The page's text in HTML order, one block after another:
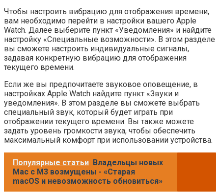
Чтобы настроить вибрацию для отображения времени,
вам необходимо перейти в настройки вашего Apple
Watch. Далее выберите пункт «Уведомления» и найдите
настройку «Специальные возможности». В этом разделе
вы сможете настроить индивидуальные сигналы,
задавая конкретную вибрацию для отображения
текущего времени.
Если же вы предпочитаете звуковое оповещение, в
настройках Apple Watch найдите пункт «Звуки и
уведомления». В этом разделе вы сможете выбрать
специальный звук, который будет играть при
отображении текущего времени. Вы также можете
задать уровень громкости звука, чтобы обеспечить
максимальный комфорт при использовании устройства.
Популярные статьи Владельцы новых
Mac с M3 возмущены - «Старая
macOS и невозможность обновиться»